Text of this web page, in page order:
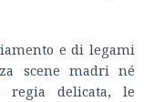
e di legami
scene madri né
regia delicata, le